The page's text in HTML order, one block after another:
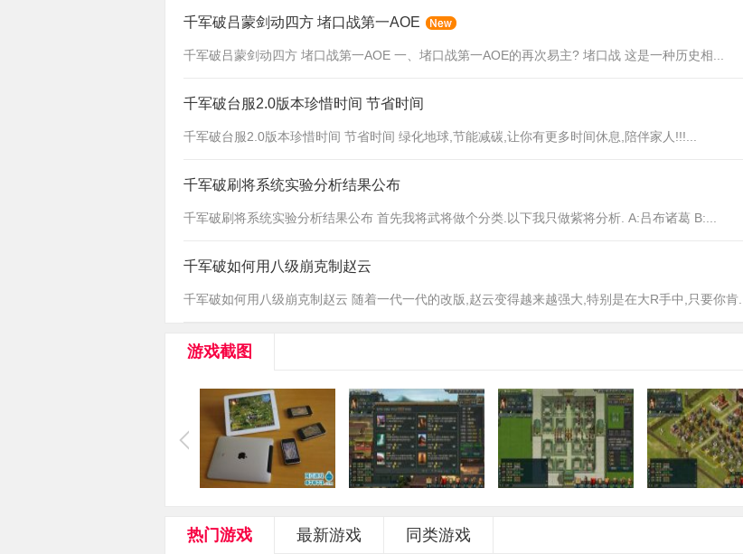
千军破吕蒙剑动四方 堵口战第一AOE
千军破吕蒙剑动四方 堵口战第一AOE 一、堵口战第一AOE的再次易主? 堵口战 这是一种历史相...
千军破台服2.0版本珍惜时间 节省时间
千军破台服2.0版本珍惜时间 节省时间 绿化地球,节能减碳,让你有更多时间休息,陪伴家人!!!...
千军破刷将系统实验分析结果公布
千军破刷将系统实验分析结果公布 首先我将武将做个分类.以下我只做紫将分析. A:吕布诸葛 B:...
千军破如何用八级崩克制赵云
千军破如何用八级崩克制赵云 随着一代一代的改版,赵云变得越来越强大,特别是在大R手中,只要你肯...
游戏截图
热门游戏 最新游戏 同类游戏